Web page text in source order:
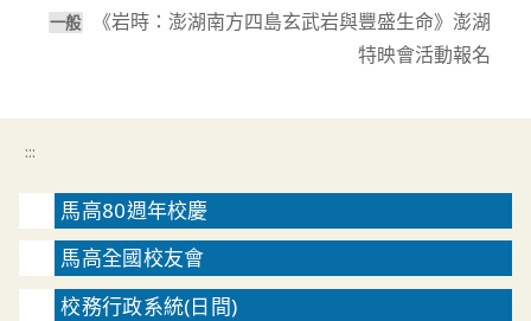
一般
《岩時：澎湖南方四島玄武岩與豐盛生命》澎湖
特映會活動報名
:::
馬高80週年校慶
馬高全國校友會
校務行政系統(日間)